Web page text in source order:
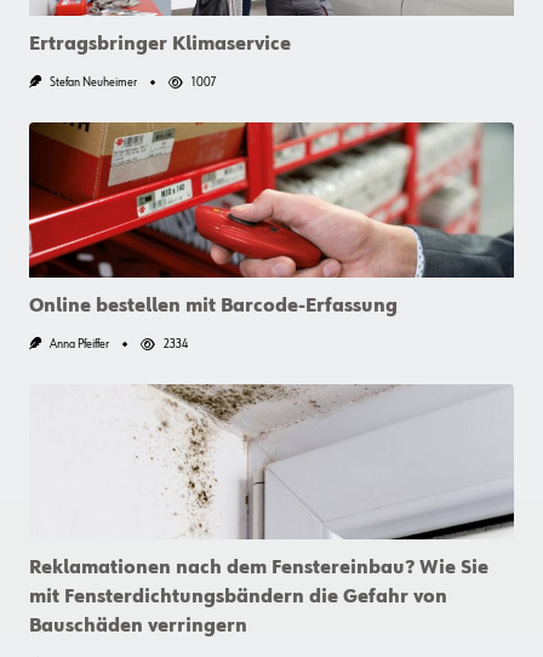
Ertragsbringer Klimaservice
Stefan Neuheimer 1007
Online bestellen mit Barcode-Erfassung
Anna Pfeiffer 2334
Reklamationen nach dem Fenstereinbau? Wie Sie
mit Fensterdichtungsbändern die Gefahr von
Bauschäden verringern